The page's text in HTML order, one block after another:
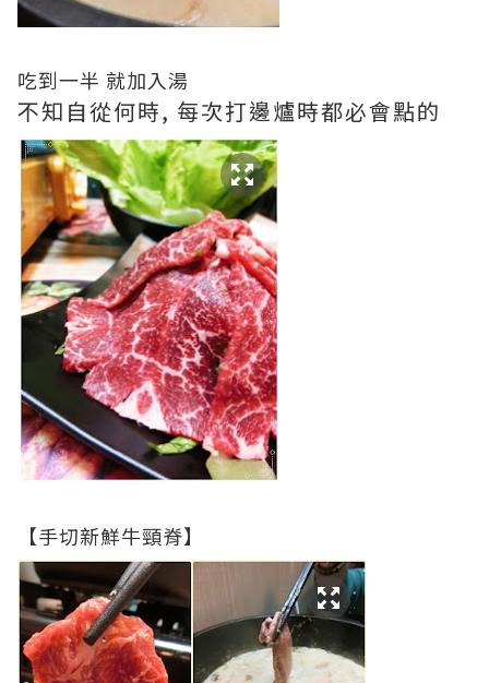
吃到一半 就加入湯
不知自從何時, 每次打邊爐時都必會點的
【手切新鮮牛頸脊】